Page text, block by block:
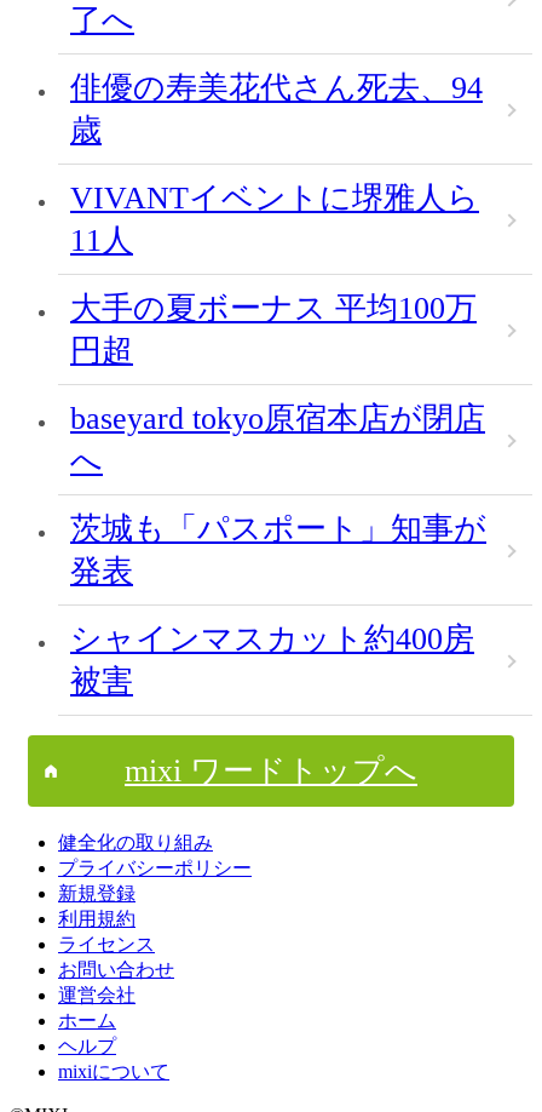
了へ
俳優の寿美花代さん死去、94
歳
VIVANTイベントに堺雅人ら
11人
大手の夏ボーナス 平均100万
円超
baseyard tokyo原宿本店が閉店
へ
茨城も「パスポート」知事が
発表
シャインマスカット約400房
被害
mixi ワードトップへ
健全化の取り組み
プライバシーポリシー
新規登録
利用規約
ライセンス
お問い合わせ
運営会社
ホーム
ヘルプ
mixiについて